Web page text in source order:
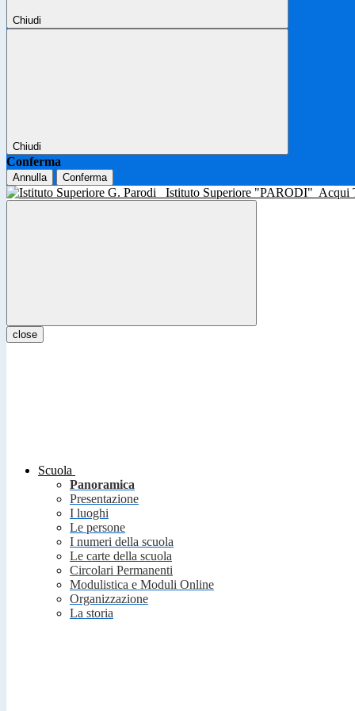
Chiudi
Chiudi
Conferma
Annulla Conferma
Istituto Superiore "PARODI" Acqui
close
Scuola
Panoramica
Presentazione
I luoghi
Le persone
I numeri della scuola
Le carte della scuola
Circolari Permanenti
Modulistica e Moduli Online
Organizzazione
La storia